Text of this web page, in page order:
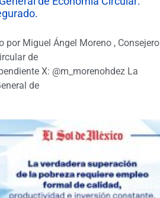
por Miguel Ángel Moreno , Consejero
de
X: @m_morenohdez La
de